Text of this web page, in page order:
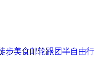
步美食邮轮跟团半自由行